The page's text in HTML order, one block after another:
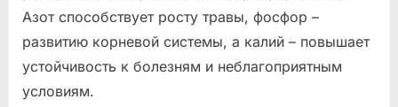
Азот способствует росту травы, фосфор –
развитию корневой системы, а калий – повышает
устойчивость к болезням и неблагоприятным
условиям.